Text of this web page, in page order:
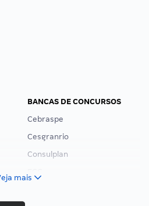
BANCAS DE CONCURSOS
Cebraspe
Cesgranrio
Consulplan
mais